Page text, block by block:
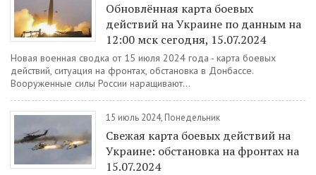
Обновлённая карта боевых
действий на Украине по данным на
12:00 мск сегодня, 15.07.2024
Новая военная сводка от 15 июля 2024 года - карта боевых
действий, ситуация на фронтах, обстановка в Донбассе.
Вооруженные силы России наращивают...
15 июль 2024, Понедельник
Свежая карта боевых действий на
Украине: обстановка на фронтах на
15.07.2024